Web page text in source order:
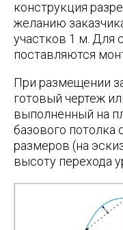
конструкция
желанию
участков 1 м. Для
поставляются
При размещении
готовый чертеж
выполненный на
базового потолка
размеров (на
высоту перехода